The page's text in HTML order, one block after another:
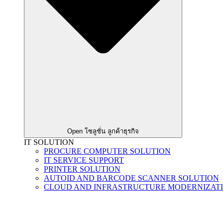
Open โซลูชั่น ลูกค้าธุรกิจ
IT SOLUTION
PROCURE COMPUTER SOLUTION
IT SERVICE SUPPORT
PRINTER SOLUTION
AUTOID AND BARCODE SCANNER SOLUTION
CLOUD AND INFRASTRUCTURE